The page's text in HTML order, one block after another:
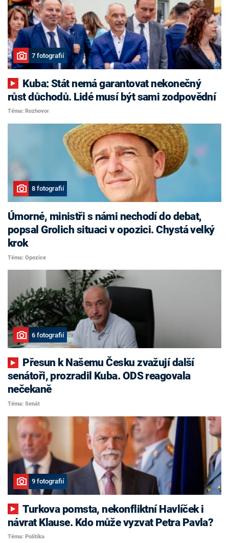
7 fotografií
růst důchodů. Lidé musí být sami zodpovědní
Téma: Rozhovor
8 fotografií
Úmorné, ministři s námi nechodí do debat,
popsal Grolich situaci v opozici. Chystá velký
krok
Téma: Opozice
6 fotografií
senátoři, prozradil Kuba. ODS reagovala
nečekaně
Téma: Senát
9 fotografií
Turkova pomsta, nekonfliktní Havlíček i
návrat Klause. Kdo může vyzvat Petra Pavla?
Téma: Politika